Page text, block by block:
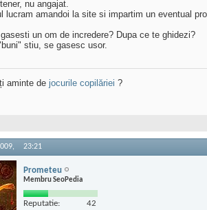
nu angajat.
lucram amandoi la site si impartim un eventual
un om de incredere? Dupa ce te ghidezi?
stiu, se gasesc usor.
aminte de jocurile copilăriei ?
23:21
Prometeu
Membru SeoPedia
Reputatie: 42